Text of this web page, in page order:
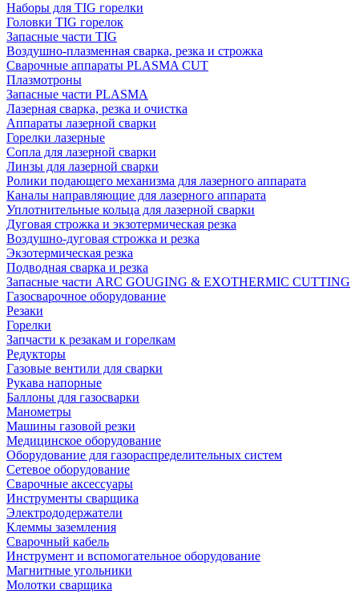
Наборы для TIG горелки
Головки TIG горелок
Запасные части TIG
Воздушно-плазменная сварка, резка и строжка
Сварочные аппараты PLASMA CUT
Плазмотроны
Запасные части PLASMA
Лазерная сварка, резка и очистка
Аппараты лазерной сварки
Горелки лазерные
Сопла для лазерной сварки
Линзы для лазерной сварки
Ролики подающего механизма для лазерного аппарата
Каналы направляющие для лазерного аппарата
Уплотнительные кольца для лазерной сварки
Дуговая строжка и экзотермическая резка
Воздушно-дуговая строжка и резка
Экзотермическая резка
Подводная сварка и резка
Запасные части ARC GOUGING & EXOTHERMIC CUTTING
Газосварочное оборудование
Резаки
Горелки
Запчасти к резакам и горелкам
Редукторы
Газовые вентили для сварки
Рукава напорные
Баллоны для газосварки
Манометры
Машины газовой резки
Медицинское оборудование
Оборудование для газораспределительных систем
Сетевое оборудование
Сварочные аксессуары
Инструменты сварщика
Электрододержатели
Клеммы заземления
Сварочный кабель
Инструмент и вспомогательное оборудование
Магнитные угольники
Молотки сварщика